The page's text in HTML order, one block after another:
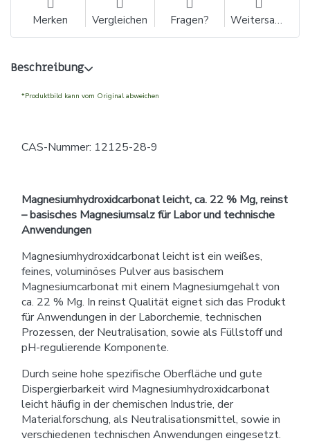
Merken Vergleichen Fragen? Weitersagen
Beschreibung
*Produktbild kann vom Original abweichen
CAS-Nummer: 12125-28-9
Magnesiumhydroxidcarbonat leicht, ca. 22 % Mg, reinst
– basisches Magnesiumsalz für Labor und technische
Anwendungen
Magnesiumhydroxidcarbonat leicht ist ein weißes,
feines, voluminöses Pulver aus basischem
Magnesiumcarbonat mit einem Magnesiumgehalt von
ca. 22 % Mg. In reinst Qualität eignet sich das Produkt
für Anwendungen in der Laborchemie, technischen
Prozessen, der Neutralisation, sowie als Füllstoff und
pH-regulierende Komponente.
Durch seine hohe spezifische Oberfläche und gute
Dispergierbarkeit wird Magnesiumhydroxidcarbonat
leicht häufig in der chemischen Industrie, der
Materialforschung, als Neutralisationsmittel, sowie in
verschiedenen technischen Anwendungen eingesetzt.